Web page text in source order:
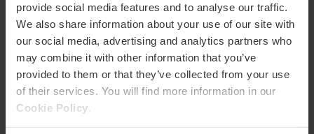
provide social media features and to analyse our traffic.
We also share information about your use of our site with
our social media, advertising and analytics partners who
may combine it with other information that you’ve
provided to them or that they’ve collected from your use
of their services. You will find more information in our
Cookie Policy
Cómo llegar
Metro
L2,L4,L5